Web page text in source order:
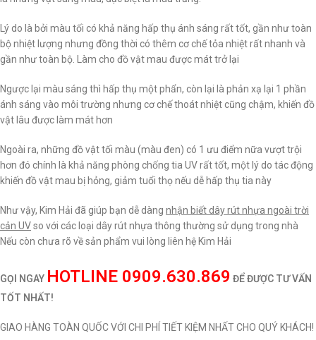
Lý do là bởi màu tối có khả năng hấp thụ ánh sáng rất tốt, gần như toàn
bộ nhiệt lượng nhưng đồng thời có thêm cơ chế tỏa nhiệt rất nhanh và
gần như toàn bộ. Làm cho đồ vật mau được mát trở lại
Ngược lại màu sáng thì hấp thụ một phẩn, còn lại là phản xạ lại 1 phần
ánh sáng vào môi trường nhưng cơ chế thoát nhiệt cũng chậm, khiến đồ
vật lâu được làm mát hơn
Ngoài ra, những đồ vật tối màu (màu đen) có 1 ưu điểm nữa vượt trội
hơn đó chính là khả năng phòng chống tia UV rất tốt, một lý do tác động
khiến đồ vật mau bị hỏng, giảm tuổi thọ nếu dễ hấp thụ tia này
Như vậy, Kim Hải đã giúp bạn dễ dàng nhận biết dây rút nhựa ngoài trời
cản UVso với các loại dây rút nhựa thông thường sử dụng trong nhà
Nếu còn chưa rõ về sản phẩm vui lòng liên hệ Kim Hải
GỌI NGAY HOTLINE 0909.630.869 ĐỂ ĐƯỢC TƯ VẤN
TỐT NHẤT!
GIAO HÀNG TOÀN QUỐC VỚI CHI PHÍ TIẾT KIỆM NHẤT CHO QUÝ KHÁCH!